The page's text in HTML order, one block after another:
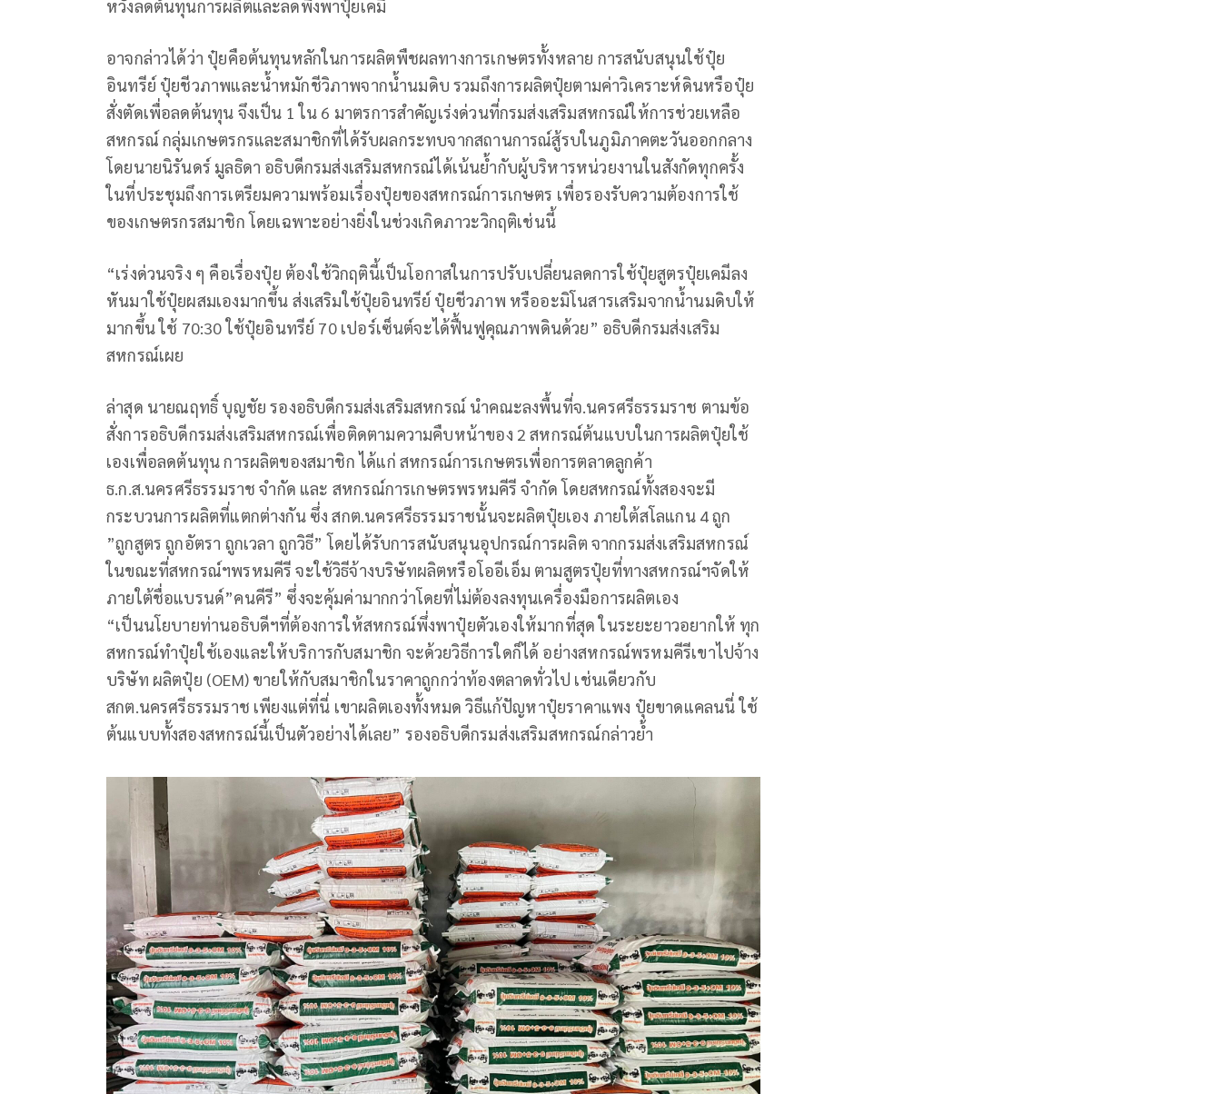
หวังลดต้นทุนการผลิตและลดพึ่งพาปุ๋ยเคมี
อาจกล่าวได้ว่า ปุ๋ยคือต้นทุนหลักในการผลิตพืชผลทางการเกษตรทั้งหลาย การสนับสนุนใช้ปุ๋ย
อินทรีย์ ปุ๋ยชีวภาพและน้ำหมักชีวิภาพจากน้ำนมดิบ รวมถึงการผลิตปุ๋ยตามค่าวิเคราะห์ดินหรือปุ๋ย
สั่งตัดเพื่อลดต้นทุน จึงเป็น 1 ใน 6 มาตรการสำคัญเร่งด่วนที่กรมส่งเสริมสหกรณ์ให้การช่วยเหลือ
สหกรณ์ กลุ่มเกษตรกรและสมาชิกที่ได้รับผลกระทบจากสถานการณ์สู้รบในภูมิภาคตะวันออกกลาง
โดยนายนิรันดร์ มูลธิดา อธิบดีกรมส่งเสริมสหกรณ์ได้เน้นย้ำกับผู้บริหารหน่วยงานในสังกัดทุกครั้ง
ในที่ประชุมถึงการเตรียมความพร้อมเรื่องปุ๋ยของสหกรณ์การเกษตร เพื่อรองรับความต้องการใช้
ของเกษตรกรสมาชิก โดยเฉพาะอย่างยิ่งในช่วงเกิดภาวะวิกฤติเช่นนี้
“เร่งด่วนจริง ๆ คือเรื่องปุ๋ย ต้องใช้วิกฤตินี้เป็นโอกาสในการปรับเปลี่ยนลดการใช้ปุ๋ยสูตรปุ๋ยเคมีลง
หันมาใช้ปุ๋ยผสมเองมากขึ้น ส่งเสริมใช้ปุ๋ยอินทรีย์ ปุ๋ยชีวภาพ หรืออะมิโนสารเสริมจากน้ำนมดิบให้
มากขึ้น ใช้ 70:30 ใช้ปุ๋ยอินทรีย์ 70 เปอร์เซ็นต์จะได้ฟื้นฟูคุณภาพดินด้วย” อธิบดีกรมส่งเสริม
สหกรณ์เผย
ล่าสุด นายณฤทธิ์ บุญชัย รองอธิบดีกรมส่งเสริมสหกรณ์ นำคณะลงพื้นที่จ.นครศรีธรรมราช ตามข้อ
สั่งการอธิบดีกรมส่งเสริมสหกรณ์เพื่อติดตามความคืบหน้าของ 2 สหกรณ์ต้นแบบในการผลิตปุ๋ยใช้
เองเพื่อลดต้นทุน การผลิตของสมาชิก ได้แก่ สหกรณ์การเกษตรเพื่อการตลาดลูกค้า
ธ.ก.ส.นครศรีธรรมราช จำกัด และ สหกรณ์การเกษตรพรหมคีรี จำกัด โดยสหกรณ์ทั้งสองจะมี
กระบวนการผลิตที่แตกต่างกัน ซึ่ง สกต.นครศรีธรรมราชนั้นจะผลิตปุ๋ยเอง ภายใต้สโลแกน 4 ถูก
”ถูกสูตร ถูกอัตรา ถูกเวลา ถูกวิธี” โดยได้รับการสนับสนุนอุปกรณ์การผลิต จากกรมส่งเสริมสหกรณ์
ในขณะที่สหกรณ์ฯพรหมคีรี จะใช้วิธีจ้างบริษัทผลิตหรือโออีเอ็ม ตามสูตรปุ๋ยที่ทางสหกรณ์ฯจัดให้
ภายใต้ชื่อแบรนด์”คนคีรี” ซึ่งจะคุ้มค่ามากกว่าโดยที่ไม่ต้องลงทุนเครื่องมือการผลิตเอง
“เป็นนโยบายท่านอธิบดีฯที่ต้องการให้สหกรณ์พึ่งพาปุ๋ยตัวเองให้มากที่สุด ในระยะยาวอยากให้ ทุก
สหกรณ์ทำปุ๋ยใช้เองและให้บริการกับสมาชิก จะด้วยวิธีการใดก็ได้ อย่างสหกรณ์พรหมคีรีเขาไปจ้าง
บริษัท ผลิตปุ๋ย (OEM) ขายให้กับสมาชิกในราคาถูกกว่าท้องตลาดทั่วไป เช่นเดียวกับ
สกต.นครศรีธรรมราช เพียงแต่ที่นี่ เขาผลิตเองทั้งหมด วิธีแก้ปัญหาปุ๋ยราคาแพง ปุ๋ยขาดแคลนนี่ ใช้
ต้นแบบทั้งสองสหกรณ์นี้เป็นตัวอย่างได้เลย” รองอธิบดีกรมส่งเสริมสหกรณ์กล่าวย้ำ